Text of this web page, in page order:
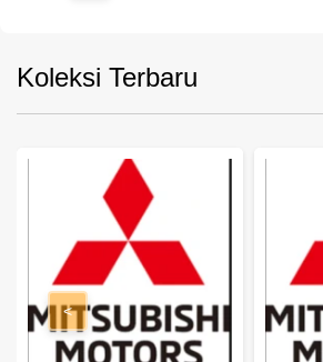
Koleksi Terbaru
<